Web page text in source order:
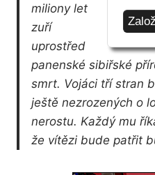
miliony let
zuří
uprostřed
panenské sibiřské
smrt. Vojáci tří stran
ještě nezrozených o
nerostu. Každý mu
že vítězi bude patřit